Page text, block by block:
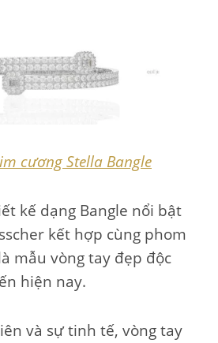
cương Stella Bangle
kế dạng Bangle nổi bật
kết hợp cùng phom
mẫu vòng tay đẹp độc
hiện nay.
và sự tinh tế, vòng tay